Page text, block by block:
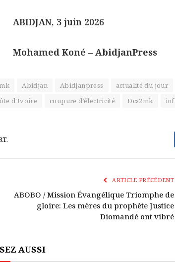
ABIDJAN, 3 juin 2026
Mohamed Koné – AbidjanPress
Abidjan Abidjanpress actualité du jour
d'Ivoire
coupure d’électricité Dcs2mk
ARTICLE PRÉCÉDENT
ABOBO / Mission Évangélique Triomphe de
gloire: Les mères du prophète Justice
Diomandé ont vibré
AUSSI